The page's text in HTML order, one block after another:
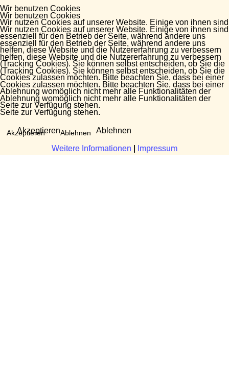
Wir benutzen Cookies
Wir nutzen Cookies auf unserer Website. Einige von ihnen sind
essenziell für den Betrieb der Seite, während andere uns
helfen, diese Website und die Nutzererfahrung zu verbessern
(Tracking Cookies). Sie können selbst entscheiden, ob Sie die
Cookies zulassen möchten. Bitte beachten Sie, dass bei einer
Ablehnung womöglich nicht mehr alle Funktionalitäten der
Seite zur Verfügung stehen.
Akzeptieren Ablehnen
Weitere Informationen Impressum
Wir benutzen Cookies
Wir nutzen Cookies auf unserer Website. Einige von ihnen sind
essenziell für den Betrieb der Seite, während andere uns
helfen, diese Website und die Nutzererfahrung zu verbessern
(Tracking Cookies). Sie können selbst entscheiden, ob Sie die
Cookies zulassen möchten. Bitte beachten Sie, dass bei einer
Ablehnung womöglich nicht mehr alle Funktionalitäten der
Seite zur Verfügung stehen.
Akzeptieren Ablehnen
Weitere Informationen Impressum